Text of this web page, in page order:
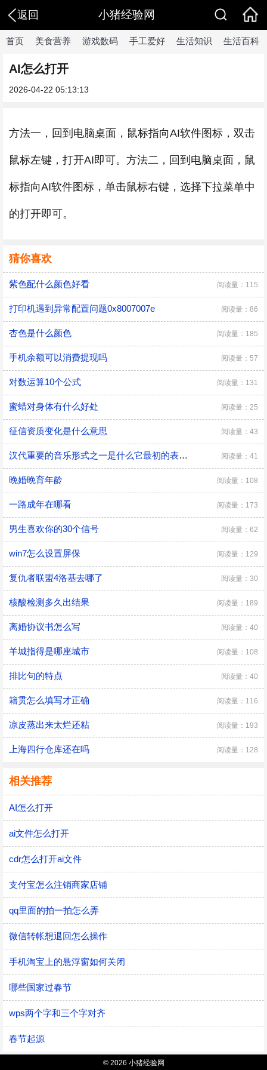
返回 小猪经验网
首页 美食营养 游戏数码 手工爱好 生活知识 生活百科
AI怎么打开
2026-04-22 05:13:13
方法一，回到电脑桌面，鼠标指向AI软件图标，双击
鼠标左键，打开AI即可。方法二，回到电脑桌面，鼠
标指向AI软件图标，单击鼠标右键，选择下拉菜单中
的打开即可。
猜你喜欢
紫色配什么颜色好看 阅读量：115
​打印机遇到异常配置问题0x8007007e 阅读量：86
杏色是什么颜色 阅读量：185
手机余额可以消费提现吗 阅读量：57
对数运算10个公式 阅读量：131
蜜蜡对身体有什么好处 阅读量：25
征信资质变化是什么意思 阅读量：43
汉代重要的音乐形式之一是什么它最初的表演形式 阅读量：41
晚婚晚育年龄 阅读量：108
一路成年在哪看 阅读量：173
男生喜欢你的30个信号 阅读量：62
win7怎么设置屏保 阅读量：129
复仇者联盟4洛基去哪了 阅读量：30
核酸检测多久出结果 阅读量：189
离婚协议书怎么写 阅读量：40
羊城指得是哪座城市 阅读量：108
排比句的特点 阅读量：40
籍贯怎么填写才正确 阅读量：116
凉皮蒸出来太烂还粘 阅读量：193
上海四行仓库还在吗 阅读量：128
相关推荐
AI怎么打开
ai文件怎么打开
cdr怎么打开ai文件
支付宝怎么注销商家店铺
qq里面的拍一拍怎么弄
微信转帐想退回怎么操作
手机淘宝上的悬浮窗如何关闭
哪些国家过春节
wps两个字和三个字对齐
春节起源
© 2026 小猪经验网